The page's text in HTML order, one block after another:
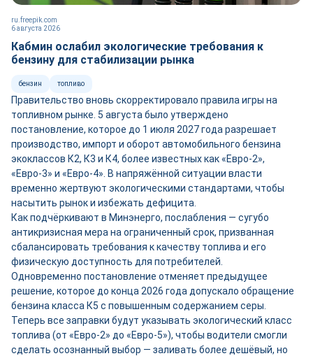
6 августа 2026
ru.freepik.com
Кабмин ослабил экологические требования к
бензину для стабилизации рынка
бензин топливо
Правительство вновь скорректировало правила игры на
топливном рынке. 5 августа было утверждено
постановление, которое до 1 июля 2027 года разрешает
производство, импорт и оборот автомобильного бензина
экоклассов К2, К3 и К4, более известных как «Евро-2»,
«Евро-3» и «Евро-4». В напряжённой ситуации власти
временно жертвуют экологическими стандартами, чтобы
насытить рынок и избежать дефицита.
Как подчёркивают в Минэнерго, послабления — сугубо
антикризисная мера на ограниченный срок, призванная
сбалансировать требования к качеству топлива и его
физическую доступность для потребителей.
Одновременно постановление отменяет предыдущее
решение, которое до конца 2026 года допускало обращение
бензина класса К5 с повышенным содержанием серы.
Теперь все заправки будут указывать экологический класс
топлива (от «Евро-2» до «Евро-5»), чтобы водители смогли
сделать осознанный выбор — заливать более дешёвый, но